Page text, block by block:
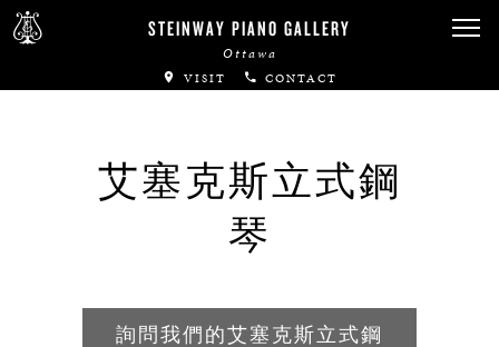
STEINWAY PIANO GALLERY
Ottawa
VISIT CONTACT
Canadian Artists
Immortal Artists
Local Concert Halls
艾塞克斯立式鋼
琴
詢問我們的艾塞克斯立式鋼